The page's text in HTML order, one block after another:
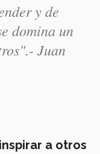
y de
domina un
Juan
a otros